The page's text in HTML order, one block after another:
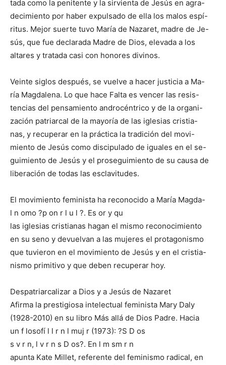
tada como la penitente y la sirvienta de Jesús en agra-
decimiento por haber expulsado de ella los malos espí-
ritus. Mejor suerte tuvo María de Nazaret, madre de Je-
sús, que fue declarada Madre de Dios, elevada a los
altares y tratada casi con honores divinos.
Veinte siglos después, se vuelve a hacer justicia a Ma-
ría Magdalena. Lo que hace Falta es vencer las resis-
tencias del pensamiento androcéntrico y de la organi-
zación patriarcal de la mayoría de las iglesias cristia-
nas, y recuperar en la práctica la tradición del movi-
miento de Jesús como discipulado de iguales en el se-
guimiento de Jesús y el proseguimiento de su causa de
liberación de todas las esclavitudes.
El movimiento feminista ha reconocido a María Magda-
l n omo ?p on r l u l ?. Es or y qu
las iglesias cristianas hagan el mismo reconocimiento
en su seno y devuelvan a las mujeres el protagonismo
que tuvieron en el movimiento de Jesús y en el cristia-
nismo primitivo y que deben recuperar hoy.
Despatriarcalizar a Dios y a Jesús de Nazaret
Afirma la prestigiosa intelectual feminista Mary Daly
(1928-2010) en su libro Más allá de Dios Padre. Hacia
un f losofí l l r n l muj r (1973): ?S D os
s v r n, l v r n s D os?. En l m sm r n
apunta Kate Millet, referente del feminismo radical, en